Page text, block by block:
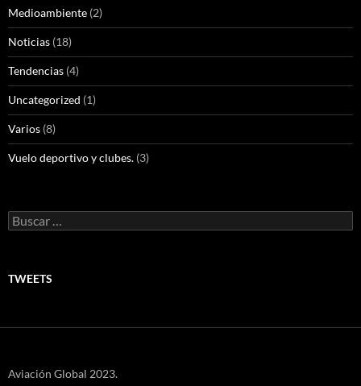
Medioambiente (2)
Noticias (18)
Tendencias (4)
Uncategorized (1)
Varios (8)
Vuelo deportivo y clubes. (3)
Buscar:
TWEETS
Aviación Global 2023.